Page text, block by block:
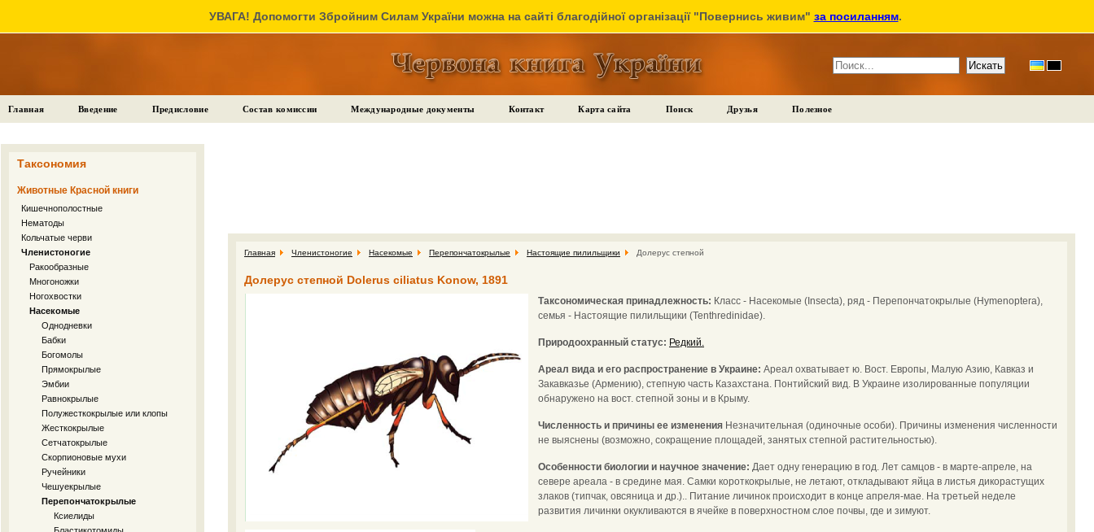
УВАГА! Допомогти Збройним Силам України можна на сайті благодійної організації "Повернись живим" за посиланням.
Главная Введение Предисловие Состав комиссии Международные документы Контакт Карта сайта Поиск Друзья Полезное
Таксономия
Животные Красной книги
Кишечнополостные
Нематоды
Кольчатые черви
Членистоногие
Ракообразные
Многоножки
Ногохвостки
Насекомые
Однодневки
Бабки
Богомолы
Прямокрылые
Эмбии
Равнокрылые
Полужесткокрылые или клопы
Жесткокрылые
Сетчатокрылые
Скорпионовые мухи
Ручейники
Чешуекрылые
Перепончатокрылые
Ксиелиды
Главная Членистоногие Насекомые Перепончатокрылые Настоящие пилильщики Долерус степной
Долерус степной Dolerus ciliatus Konow, 1891
Таксономическая принадлежность: Класс - Насекомые (Insecta), ряд - Перепончатокрылые (Hymenoptera),
семья - Настоящие пилильщики (Tenthredinidae).
Природоохранный статус: Редкий.
Ареал вида и его распространение в Украине: Ареал охватывает ю. Вост. Европы, Малую Азию, Кавказ и
Закавказье (Армению), степную часть Казахстана. Понтийский вид. В Украине изолированные популяции
обнаружено на вост. степной зоны и в Крыму.
Численность и причины ее изменения Незначительная (одиночные особи). Причины изменения численности
не выяснены (возможно, сокращение площадей, занятых степной растительностью).
Особенности биологии и научное значение: Дает одну генерацию в год. Лет самцов - в марте-апреле, на
севере ареала - в средине мая. Самки короткокрылые, не летают, откладывают яйца в листья дикорастущих
злаков (типчак, овсяница и др.).. Питание личинок происходит в конце апреля-мае. На третьей неделе
развития личинки окукливаются в ячейке в поверхностном слое почвы, где и зимуют.